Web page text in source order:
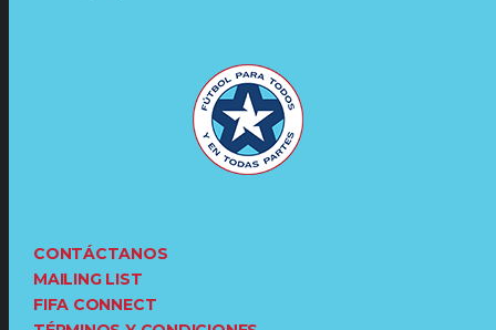
CONTÁCTANOS
MAILING LIST
FIFA CONNECT